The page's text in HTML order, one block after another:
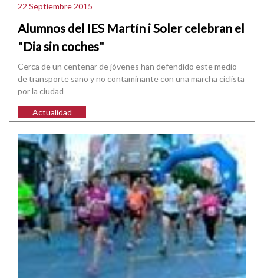
22 Septiembre 2015
Alumnos del IES Martín i Soler celebran el
"Dia sin coches"
Cerca de un centenar de jóvenes han defendido este medio
de transporte sano y no contaminante con una marcha ciclista
por la ciudad
Actualidad